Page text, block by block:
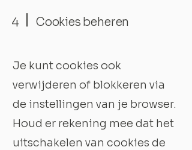
4 Cookies beheren
Je kunt cookies ook
verwijderen of blokkeren via
de instellingen van je browser.
Houd er rekening mee dat het
uitschakelen van cookies de